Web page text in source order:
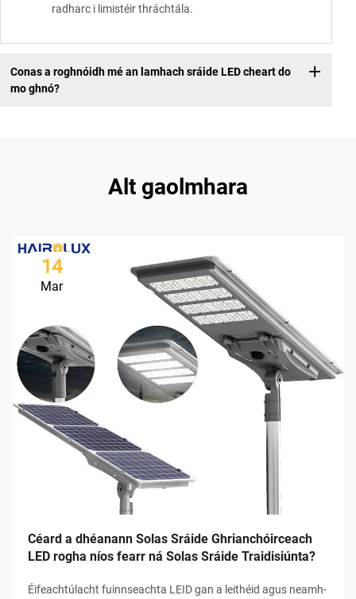
radharc i limistéir thráchtála.
Conas a roghnóidh mé an lamhach sráide LED cheart do
mo ghnó?
Alt gaolmhara
14
Mar
Céard a dhéanann Solas Sráide Ghrianchóirceach
LED rogha níos fearr ná Solas Sráide Traidisiúnta?
Éifeachtúlacht fuinnseachta LEID gan a leithéid agus neamh-